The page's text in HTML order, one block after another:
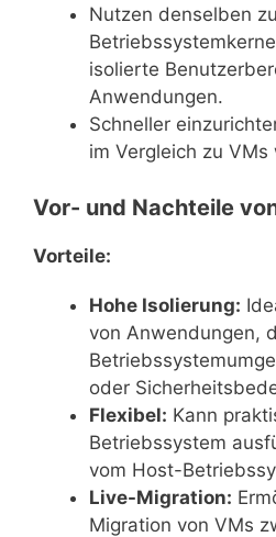
Nutzen denselben
isolierte
Anwendungen.
Schneller
im Vergleich zu
Vor- und Nachteile
Vorteile:
Hohe Isolierung:
von Anwendungen,
oder
Flexibel: Kann
Betriebssystem
vom Host-
Live-Migration:
Migration von VMs